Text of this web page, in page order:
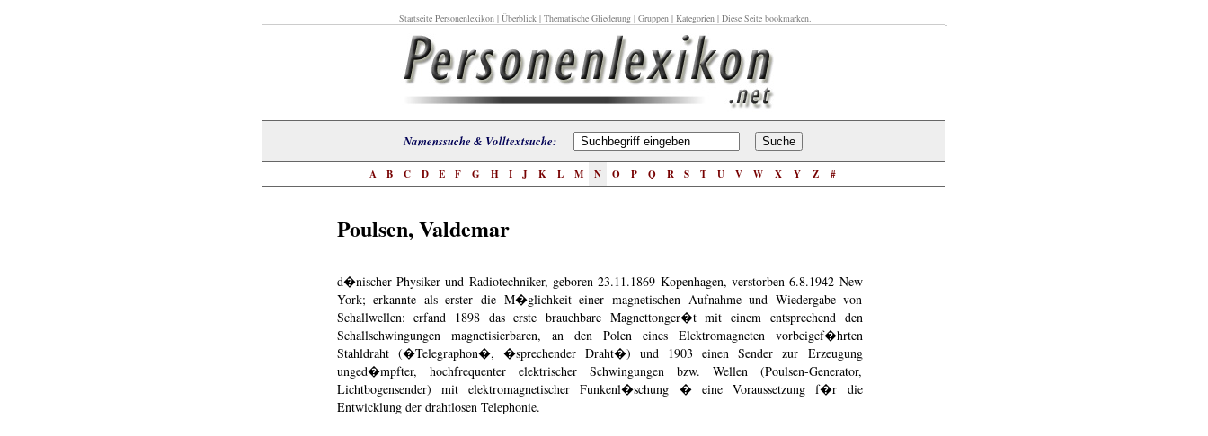
Startseite Personenlexikon| Überblick| Thematische Gliederung| Gruppen| Kategorien| Diese Seite bookmarken.
Namenssuche & Volltextsuche:
A B C D E F G H I J K L M N O P Q R S T U V W X Y Z #
Poulsen, Valdemar
d�nischer Physiker und Radiotechniker, geboren 23.11.1869 Kopenhagen, verstorben 6.8.1942 New
York; erkannte als erster die M�glichkeit einer magnetischen Aufnahme und Wiedergabe von
Schallwellen: erfand 1898 das erste brauchbare Magnettonger�t mit einem entsprechend den
Schallschwingungen magnetisierbaren, an den Polen eines Elektromagneten vorbeigef�hrten
Stahldraht (�Telegraphon�, �sprechender Draht�) und 1903 einen Sender zur Erzeugung
unged�mpfter, hochfrequenter elektrischer Schwingungen bzw. Wellen (Poulsen-Generator,
Lichtbogensender) mit elektromagnetischer Funkenl�schung � eine Voraussetzung f�r die
Entwicklung der drahtlosen Telephonie.